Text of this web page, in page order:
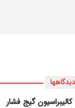
دیدگاهها
گیج فشار